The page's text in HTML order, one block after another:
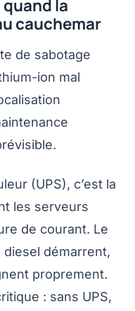
la
cauchemar
de sabotage
ion mal
(UPS), c’est la
les serveurs
de courant. Le
démarrent,
proprement.
: sans UPS,